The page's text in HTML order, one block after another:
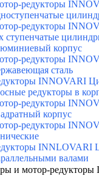
редукторы
редукторы
ступенчатые
корпус
редукторы
сталь
INNOVARI
редукторы в
редукторы
корпус
редукторы
INNLOVARI
валами
и мотор-редукторы